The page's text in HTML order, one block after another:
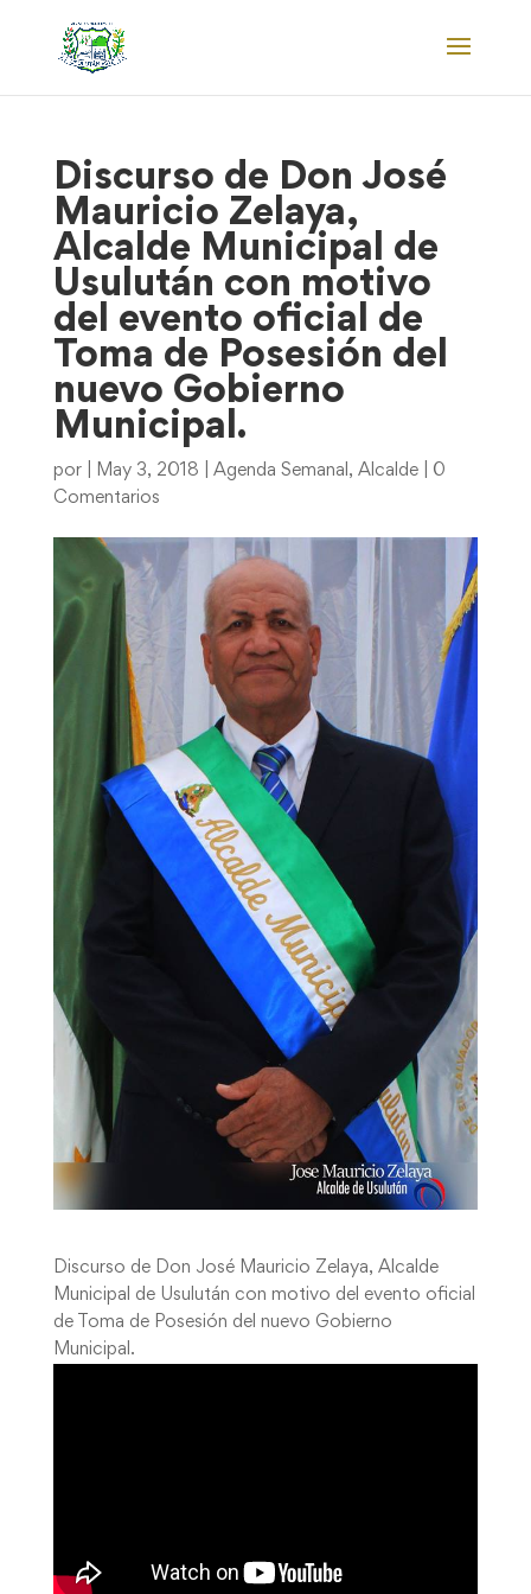
Discurso de Don José
Mauricio Zelaya,
Alcalde Municipal de
Usulután con motivo
del evento oficial de
Toma de Posesión del
nuevo Gobierno
Municipal.
por May 3, 2018 Agenda Semanal , Alcalde| 0
Comentarios
Discurso de Don José Mauricio Zelaya, Alcalde
Municipal de Usulután con motivo del evento oficial
de Toma de Posesión del nuevo Gobierno
Municipal.